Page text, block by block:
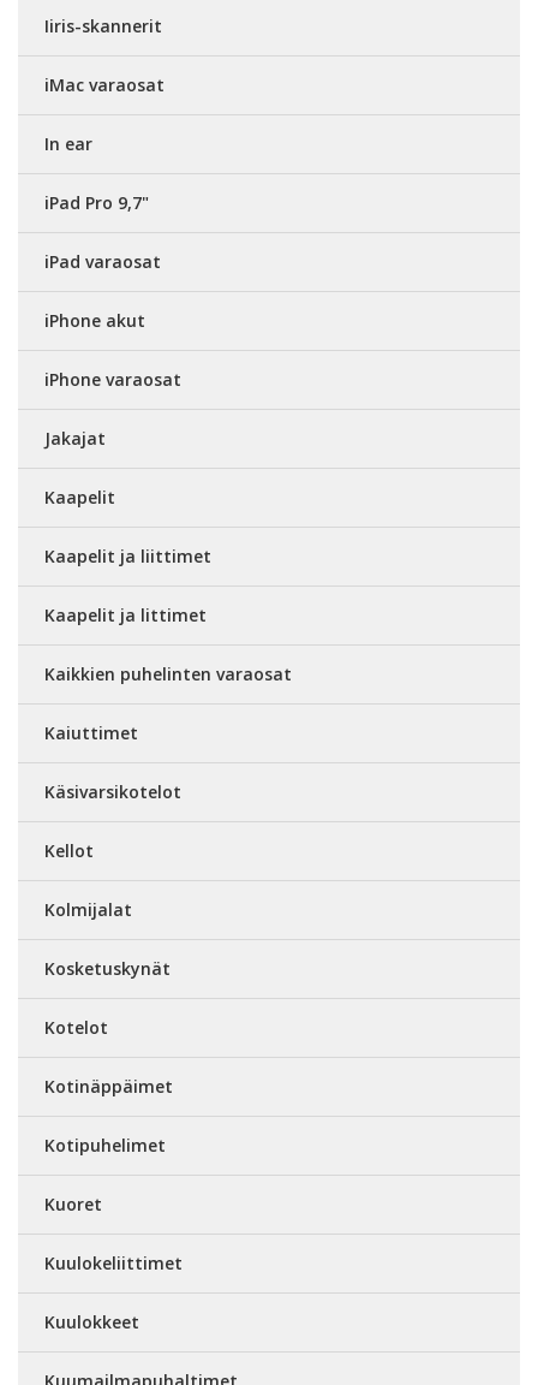
Iiris-skannerit
iMac varaosat
In ear
iPad Pro 9,7"
iPad varaosat
iPhone akut
iPhone varaosat
Jakajat
Kaapelit
Kaapelit ja liittimet
Kaapelit ja littimet
Kaikkien puhelinten varaosat
Kaiuttimet
Käsivarsikotelot
Kellot
Kolmijalat
Kosketuskynät
Kotelot
Kotinäppäimet
Kotipuhelimet
Kuoret
Kuulokeliittimet
Kuulokkeet